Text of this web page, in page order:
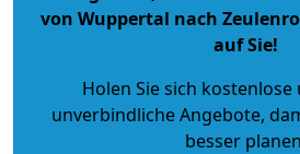
von Wuppertal nach
auf Sie!
Holen Sie sich
unverbindliche Angebote,
besser